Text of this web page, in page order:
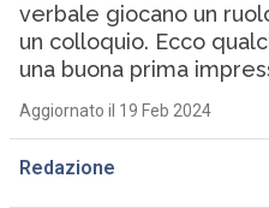
verbale giocano un
un colloquio. Ecco
una buona prima
Aggiornato il 19 Feb 2024
Redazione